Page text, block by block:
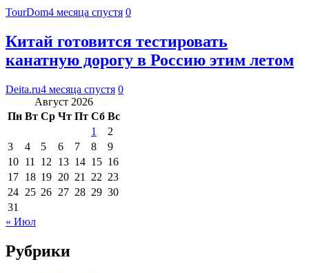
TourDom4 месяца спустя 0
Китай готовится тестировать
канатную дорогу в Россию этим летом
Deita.ru4 месяца спустя 0
Август 2026
Пн Вт Ср Чт Пт Сб Вс
1
2
3
4 5 6 7 8
9
10 11 12 13 14 15 16
17 18 19 20 21 22 23
24 25 26 27 28 29 30
31
« Июл
Рубрики